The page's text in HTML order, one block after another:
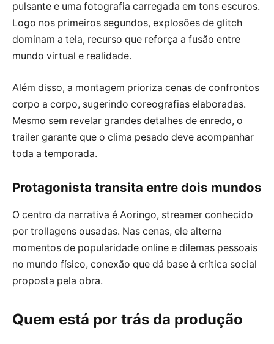
pulsante e uma fotografia carregada em tons escuros.
Logo nos primeiros segundos, explosões de glitch
dominam a tela, recurso que reforça a fusão entre
mundo virtual e realidade.
Além disso, a montagem prioriza cenas de confrontos
corpo a corpo, sugerindo coreografias elaboradas.
Mesmo sem revelar grandes detalhes de enredo, o
trailer garante que o clima pesado deve acompanhar
toda a temporada.
Protagonista transita entre dois mundos
O centro da narrativa é Aoringo, streamer conhecido
por trollagens ousadas. Nas cenas, ele alterna
momentos de popularidade online e dilemas pessoais
no mundo físico, conexão que dá base à crítica social
proposta pela obra.
Quem está por trás da produção